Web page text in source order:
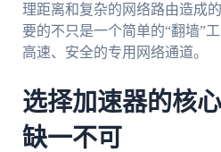
理距离和复杂的网络路由造成
要的不只是一个简单的“翻墙”
高速、安全的专用网络通道。
选择加速器的核
缺一不可